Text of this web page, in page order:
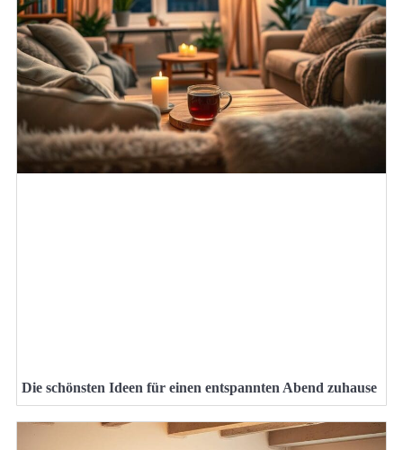
Die schönsten Ideen für einen entspannten Abend zuhause